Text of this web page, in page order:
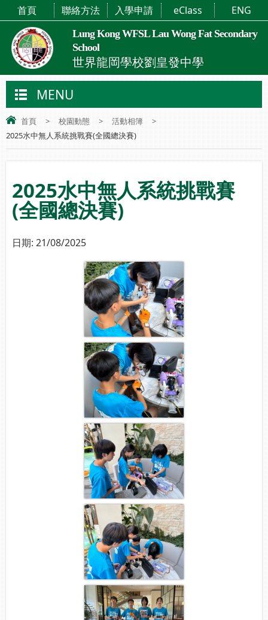
Lung Kong WFSL Lau Wong Fat Secondary
School
世界龍岡學校劉皇發中學
首頁 聯絡方法 入學申請 eClass ENG
MENU
首頁 > 校園動態 > 活動相簿
>
2025水中無人系統挑戰賽(全國總決賽)
2025水中無人系統挑戰賽
(全國總決賽)
日期: 21/08/2025